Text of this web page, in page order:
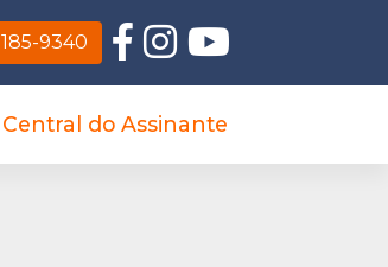
9340
Central do Assinante